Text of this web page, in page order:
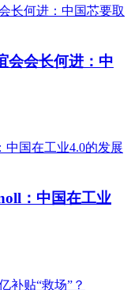
会会长何进：中
：中国在工业